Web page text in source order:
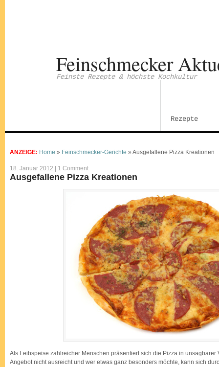
Feinschmecker
Feinste Rezepte & höchste Kochkultur
Rezepte
ANZEIGE: Home » Feinschmecker-Gerichte » Ausgefallene Pizza Kreationen
18. Januar 2012 | 1 Comment
Ausgefallene Pizza Kreationen
Als Leibspeise zahlreicher Menschen präsentiert sich die Pizza in unsagbarer
Angebot nicht ausreicht und wer etwas ganz besonders möchte, kann sich